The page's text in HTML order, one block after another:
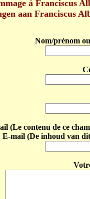
à Franciscus
aan Franciscus
Nom/prénom
(Le contenu de ce
E-mail (De inhoud van